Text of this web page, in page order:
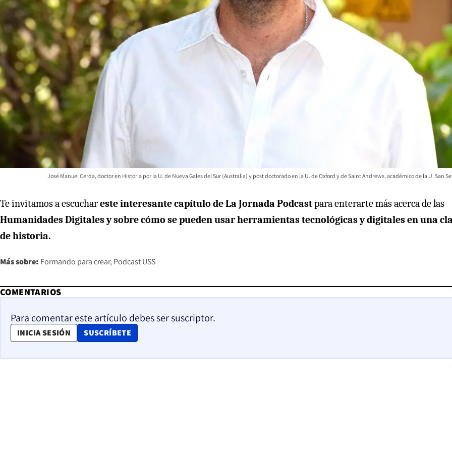
José Manuel Cerda, doctor en Historia por la U. de Nueva Gales del Sur (Australia) y post doctorado en la U. de Oxford y de Saint Andrews, académico de la U. San
Te invitamos a escuchareste interesante capítulo de La Jornada Podcastpara enterarte más acerca de las
Humanidades Digitales y sobre cómo se pueden usar herramientas tecnológicas y digitales en una
de historia.
Más sobre: Formando para crear Podcast USS
COMENTARIOS
Para comentar este artículo debes ser suscriptor.
INICIA SESIÓN SUSCRÍBETE
OPENS IN NEW WINDOW